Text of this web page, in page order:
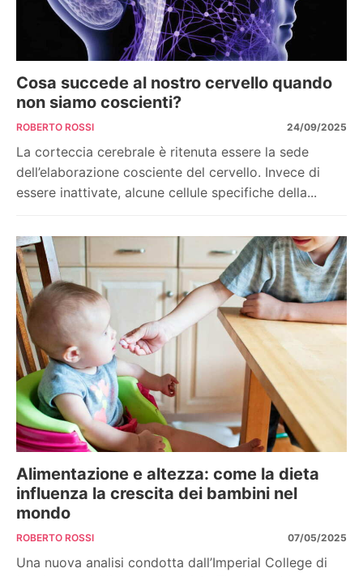
Cosa succede al nostro cervello quando
non siamo coscienti?
ROBERTO ROSSI 24/09/2025
La corteccia cerebrale è ritenuta essere la sede
dell’elaborazione cosciente del cervello. Invece di
essere inattivate, alcune cellule specifiche della...
Alimentazione e altezza: come la dieta
influenza la crescita dei bambini nel
mondo
ROBERTO ROSSI 07/05/2025
Una nuova analisi condotta dall’Imperial College di